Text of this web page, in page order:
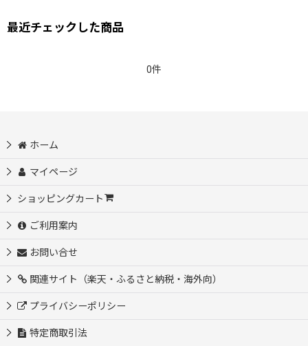
在庫あり
最近チェックした商品
0件
ホーム
マイページ
ショッピングカート
ご利用案内
お問い合せ
関連サイト（楽天・ふるさと納税・海外向）
プライバシーポリシー
特定商取引法